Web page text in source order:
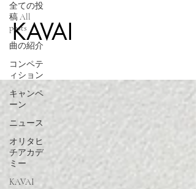
全ての投
稿 All
posts
曲の紹介
コンペテ
ィション
キャンペ
ーン
ニュース
オリタヒ
チアカデ
ミー
KAVAI
KAVAI